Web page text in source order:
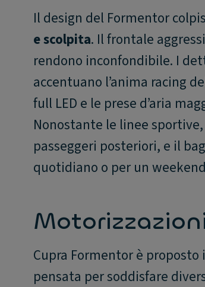
Il design del Formentor
e scolpita. Il frontale
rendono inconfondibile. I
accentuano l’anima racing
full LED e le prese d’aria
Nonostante le linee
passeggeri posteriori, e il
quotidiano o per un
Cupra Formentor è proposto
pensata per soddisfare